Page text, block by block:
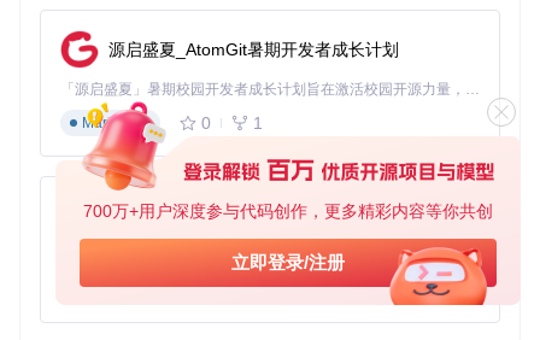
700万+用户深度参与代码创作，更多精彩内容等你共创
立即登录/注册
火元灵武僧的爆发周期控制是提升输出的关键：
技能一（Buff技能）：选择"保持Buff"模式，执行间隔500
0毫秒
延迟随机：勾选"延迟随机"选项，增加操作自然度
宏启动快捷键
：设置F2为战斗宏启动键，方便战斗中快速
开关
助手动画速度
：选择"中等"，平衡效率与稳定性
法师引导技能配置要点
对于需要持续引导的法师技能，推荐以下设置：
核心技能
：采用"连点模式"，执行间隔根据技能CD调整
走位辅助：关闭强制走位，避免打断引导
源启盛夏_AtomGit暑期开发者成长计划
「源启盛夏」暑期校园开发者成长计划旨在激活校园开源力量，通过积分激励、认证扶持、资源倾斜等形式，引导高校组织和开发者完成「入驻 — 建项目 — 做贡献 — 获认证 — 得资源」的完整闭环。无论你是想带领社团入驻平台的组织者，还是希望用代码贡献证明自己的开发者，都能在这里找到属于你的成长路径。
Markdown
0 1
py-xiaozhi
基于Python的Xiaozhi AI，适用于想要完整Xiaozhi体验而无需拥有专用硬件的用户。
Python
0 1